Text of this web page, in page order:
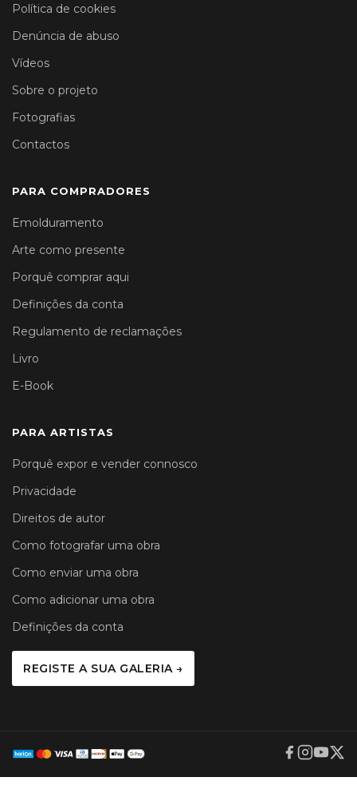
Política de cookies
Denúncia de abuso
Vídeos
Sobre o projeto
Fotografias
Contactos
PARA COMPRADORES
Emolduramento
Arte como presente
Porquê comprar aqui
Definições da conta
Regulamento de reclamações
Livro
E-Book
PARA ARTISTAS
Porquê expor e vender connosco
Privacidade
Direitos de autor
Como fotografar uma obra
Como enviar uma obra
Como adicionar uma obra
Definições da conta
REGISTE A SUA GALERIA →